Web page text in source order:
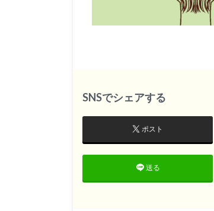
SNSでシェアする
ポスト
送る